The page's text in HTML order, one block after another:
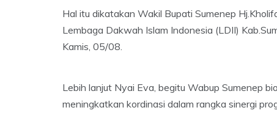
Hal itu dikatakan Wakil Bupati Sumenep
Lembaga Dakwah Islam Indonesia (LDII)
Kamis, 05/08.
Lebih lanjut Nyai Eva, begitu Wabup Sumenep
meningkatkan kordinasi dalam rangka sinergi